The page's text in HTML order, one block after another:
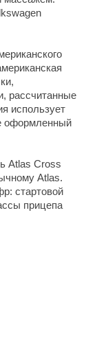
рассчитанные
использует
оформленный
Atlas Cross
Atlas.
стартовой
прицепа